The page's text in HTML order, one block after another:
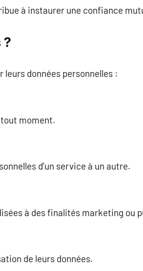
à instaurer une confiance
?
données personnelles :
moment.
d’un service à un autre.
à des finalités marketing ou
de leurs données.